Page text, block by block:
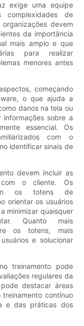
exige uma equipe
complexidades de
devem
da importância
mais amplo e que
para realizar
menores antes
começando
o que ajuda a
danos na tela ou
informações sobre a
essencial. Os
com o
identificar sinais de
devem incluir as
com o cliente. Os
os totens de
orientar os usuários
minimizar quaisquer
Quanto mais
os totens, mais
e solucionar
treinamento pode
regulares da
destacar áreas
contínuo
e das práticas dos